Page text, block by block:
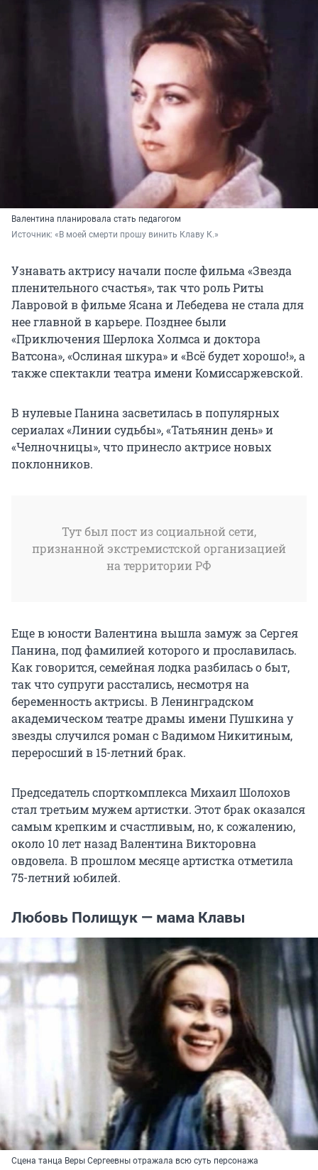
Валентина планировала стать педагогом
Источник: «В моей смерти прошу винить Клаву К.»
Узнавать актрису начали после фильма «Звезда
пленительного счастья», так что роль Риты
Лавровой в фильме Ясана и Лебедева не стала для
нее главной в карьере. Позднее были
«Приключения Шерлока Холмса и доктора
Ватсона», «Ослиная шкура» и «Всё будет хорошо!», а
также спектакли театра имени Комиссаржевской.
В нулевые Панина засветилась в популярных
сериалах «Линии судьбы», «Татьянин день» и
«Челночницы», что принесло актрисе новых
поклонников.
Тут был пост из социальной сети,
признанной экстремистской организацией
на территории РФ
Еще в юности Валентина вышла замуж за Сергея
Панина, под фамилией которого и прославилась.
Как говорится, семейная лодка разбилась о быт,
так что супруги расстались, несмотря на
беременность актрисы. В Ленинградском
академическом театре драмы имени Пушкина у
звезды случился роман с Вадимом Никитиным,
переросший в 15-летний брак.
Председатель спорткомплекса Михаил Шолохов
стал третьим мужем артистки. Этот брак оказался
самым крепким и счастливым, но, к сожалению,
около 10 лет назад Валентина Викторовна
овдовела. В прошлом месяце артистка отметила
75-летний юбилей.
Любовь Полищук — мама Клавы
Сцена танца Веры Сергеевны отражала всю суть персонажа